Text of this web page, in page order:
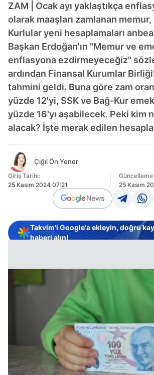
ZAM | Ocak ayı yaklaştıkça
olarak maaşları zamlanan memur,
Kurlular yeni hesaplamaları
Başkan Erdoğan'ın "Memur ve
enflasyona ezdirmeyeceğiz"
ardından Finansal Kurumlar
tahmini geldi. Buna göre zam
yüzde 12'yi, SSK ve Bağ-Kur
yüzde 16'yı aşabilecek. Peki kim
alacak? İşte merak edilen
Çığıl Ön Yener
Giriş Tarihi:
25 Kasım 2024 07:21
25 Kasım
Takvim'i Google'a ekleyin, doğru
haberi alın!